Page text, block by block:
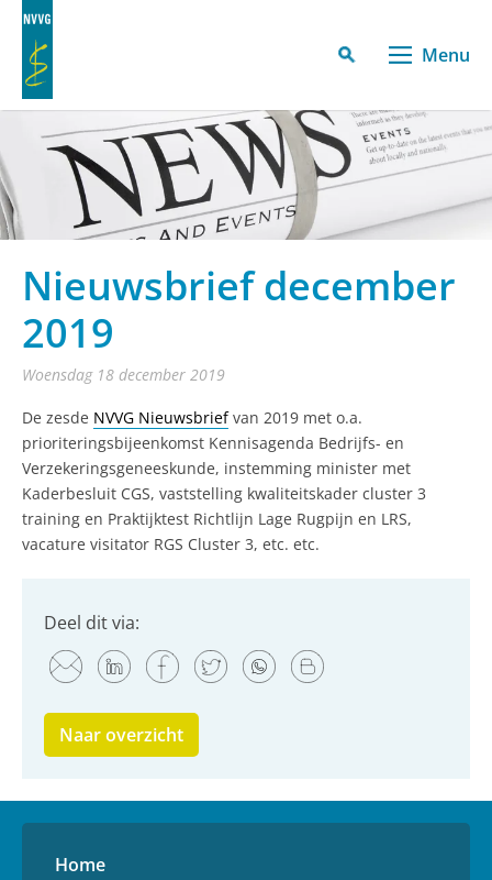
Menu
Nieuwsbrief december
2019
woensdag 18 december 2019
De zesde NVVG Nieuwsbriefvan 2019 met o.a.
prioriteringsbijeenkomst Kennisagenda Bedrijfs- en
Verzekeringsgeneeskunde, instemming minister met
Kaderbesluit CGS, vaststelling kwaliteitskader cluster 3
training en Praktijktest Richtlijn Lage Rugpijn en LRS,
vacature visitator RGS Cluster 3, etc. etc.
Deel dit via:
Naar overzicht
Home